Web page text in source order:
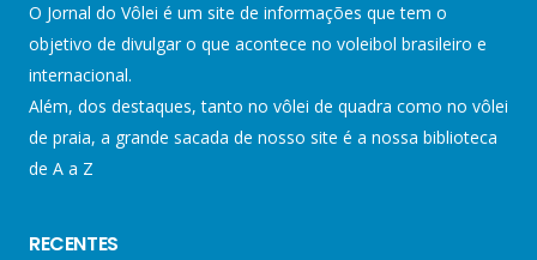
O Jornal do Vôlei é um site de informações que tem o
objetivo de divulgar o que acontece no voleibol brasileiro e
internacional.
Além, dos destaques, tanto no vôlei de quadra como no vôlei
de praia, a grande sacada de nosso site é a nossa biblioteca
de A a Z
RECENTES